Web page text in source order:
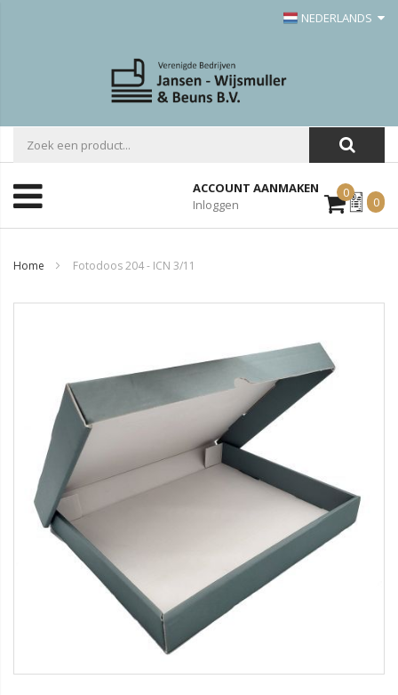
NEDERLANDS
ACCOUNT AANMAKEN
Inloggen
0Mijn
Offerte
0
Home Fotodoos 204 - ICN 3/11